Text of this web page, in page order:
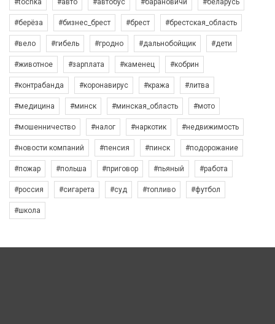
#tochka #авто #автобус #барановичи #беларусь
#берёза #бизнес_брест #брест #брестская_область
#вело #гибель #гродно #дальнобойщик #дети
#животное #зарплата #каменец #кобрин
#контрабанда #коронавирус #кража #литва
#медицина #минск #минская_область #мото
#мошенничество #налог #наркотик #недвижимость
#новости компаний #пенсия #пинск #подорожание
#пожар #польша #приговор #пьяный #работа
#россия #сигарета #суд #топливо #футбол
#школа